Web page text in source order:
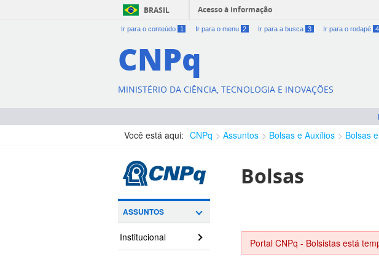
BRASIL Acesso à informação
Ir para o conteúdo 1 Ir para o menu 2 Ir para a busca 3 Ir para o rodapé 4
CNPq
MINISTÉRIO DA CIÊNCIA, TECNOLOGIA E INOVAÇÕES
Você está aqui: CNPq Assuntos Bolsas e Auxílios Bolsas
ASSUNTOS
Institucional
Bolsas
Portal CNPq - Bolsistas está